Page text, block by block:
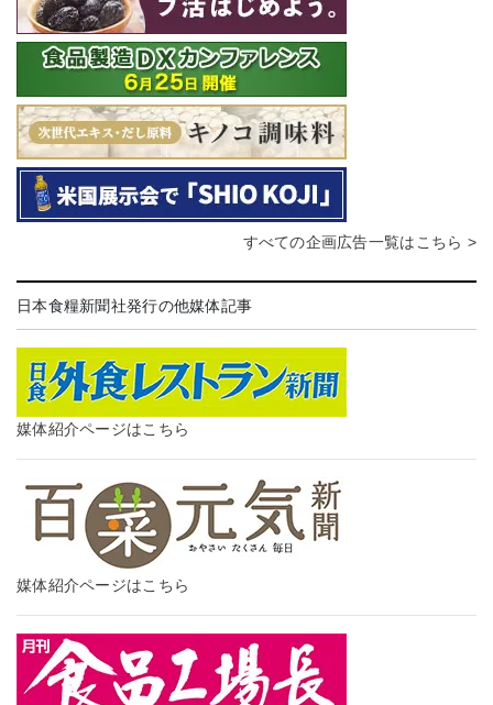
すべての企画広告一覧はこちら >
日本食糧新聞社発行の他媒体記事
媒体紹介ページはこちら
媒体紹介ページはこちら